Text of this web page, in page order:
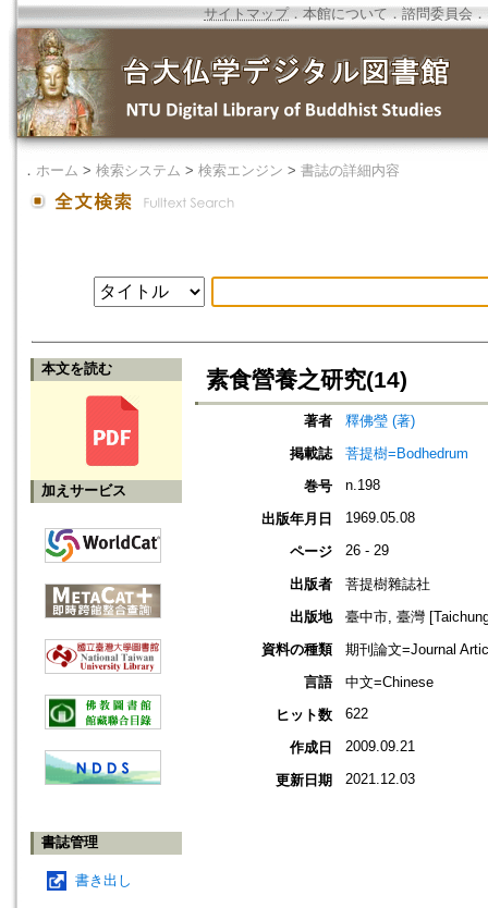
サイトマップ．本館について ． 諮問委員会 ．
． ホーム > 検索システム > 検索エンジン > 書誌の詳細内容
本文を読む
加えサービス
書誌管理
書き出し
素食營養之研究(14)
著者
釋佛瑩 (著)
掲載誌
菩提樹=Bodhedrum
巻号
n.198
出版年月日 1969.05.08
ページ 26 - 29
出版者
菩提樹雜誌社
出版地
臺中市, 臺灣
資料の種類
期刊論文=Journal
言語
中文=Chinese
ヒット数
622
作成日 2009.09.21
更新日期 2021.12.03